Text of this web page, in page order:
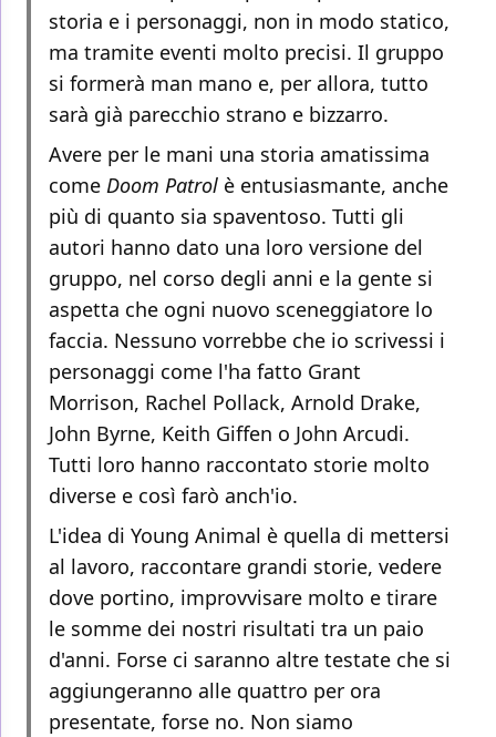
storia e i personaggi, non in modo statico,
ma tramite eventi molto precisi. Il gruppo
si formerà man mano e, per allora, tutto
sarà già parecchio strano e bizzarro.
Avere per le mani una storia amatissima
come Doom Patrol è entusiasmante, anche
più di quanto sia spaventoso. Tutti gli
autori hanno dato una loro versione del
gruppo, nel corso degli anni e la gente si
aspetta che ogni nuovo sceneggiatore lo
faccia. Nessuno vorrebbe che io scrivessi i
personaggi come l'ha fatto Grant
Morrison, Rachel Pollack, Arnold Drake,
John Byrne, Keith Giffen o John Arcudi.
Tutti loro hanno raccontato storie molto
diverse e così farò anch'io.
L'idea di Young Animal è quella di mettersi
al lavoro, raccontare grandi storie, vedere
dove portino, improvvisare molto e tirare
le somme dei nostri risultati tra un paio
d'anni. Forse ci saranno altre testate che si
aggiungeranno alle quattro per ora
presentate, forse no. Non siamo